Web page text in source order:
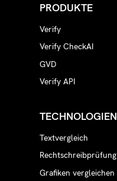
PRODUKTE
Verify
Verify CheckAI
GVD
Verify API
TECHNOLOGIEN
Textvergleich
Rechtschreibprüfung
Grafiken vergleichen